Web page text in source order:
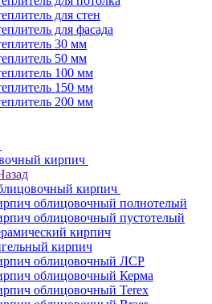
для стен
для фасада
30 мм
50 мм
100 мм
150 мм
200 мм
кирпич
кирпич
облицовочный полнотелый
облицовочный пустотелый
кирпич
кирпич
облицовочный ЛСР
облицовочный Керма
облицовочный Terex